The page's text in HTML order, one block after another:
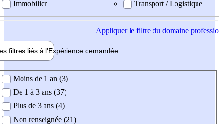
Immobilier
Transport / Logistique
Appliquerle filtre du domaine
filtres liés à l'Expérience demandée
demandée
Moins de 1 an (3)
De 1 à 3 ans (37)
Plus de 3 ans (4)
Non renseignée (21)